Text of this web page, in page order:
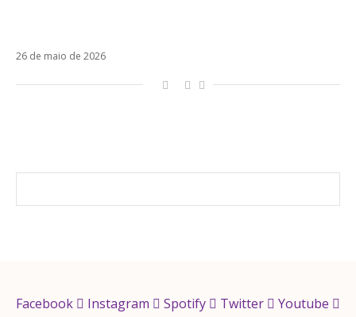
26 de maio de 2026
Facebook Instagram Spotify Twitter Youtube